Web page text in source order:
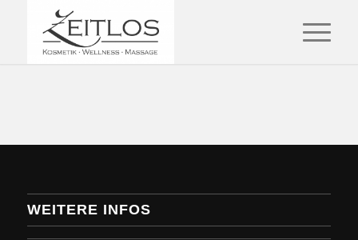
WEITERE INFOS